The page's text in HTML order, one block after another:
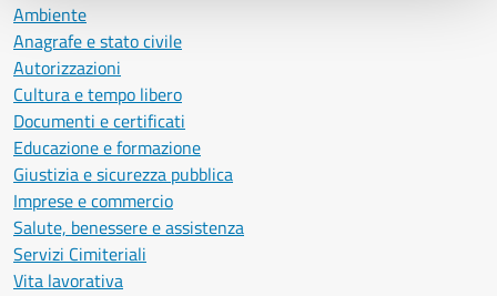
Ambiente
Anagrafe e stato civile
Autorizzazioni
Cultura e tempo libero
Documenti e certificati
Educazione e formazione
Giustizia e sicurezza pubblica
Imprese e commercio
Salute, benessere e assistenza
Servizi Cimiteriali
Vita lavorativa